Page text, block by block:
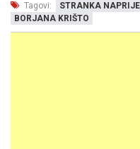
Tagovi: STRANKA
BORJANA KRIŠTO